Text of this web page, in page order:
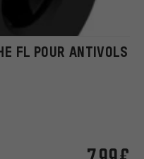
FL POUR ANTIVOLS